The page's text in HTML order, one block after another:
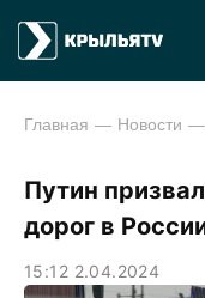
Главная Новости
Путин
дорог в
15:12 2.04.2024